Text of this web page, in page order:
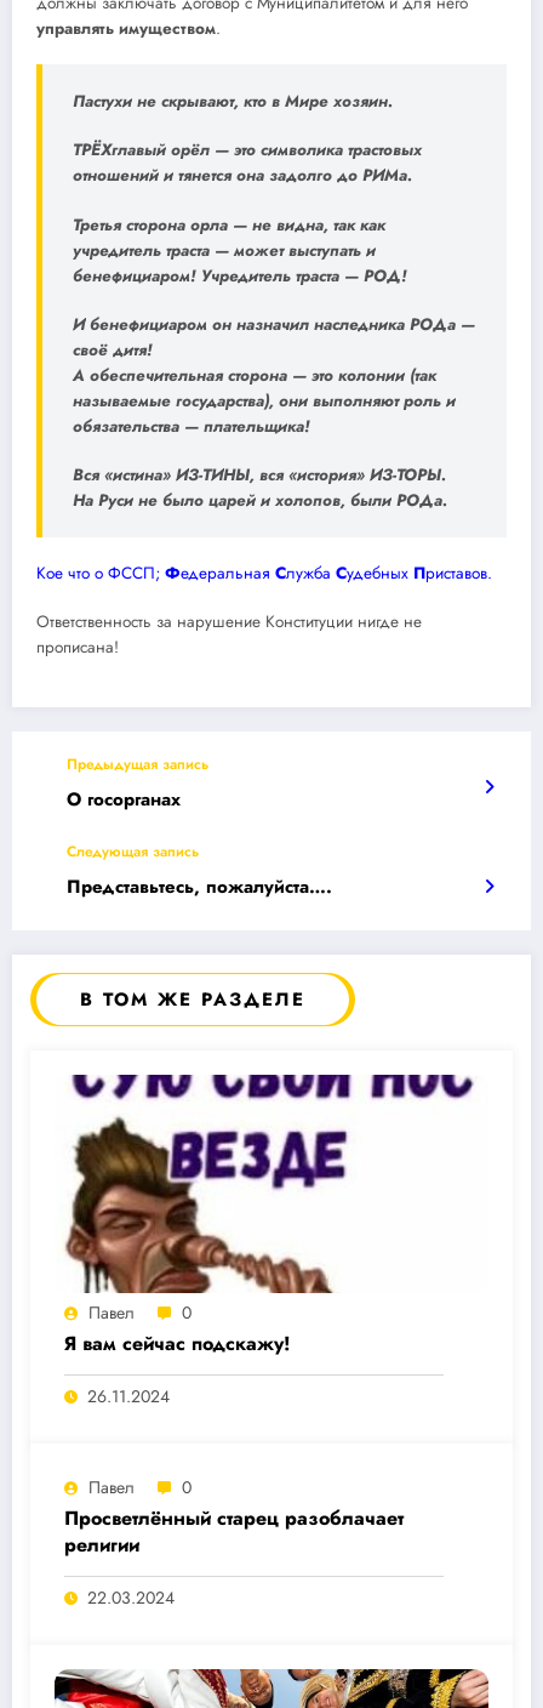
управлять имуществом.
Пастухи не скрывают, кто в Мире хозяин.
ТРЁХглавый орёл — это символика трастовых
отношений и тянется она задолго до РИМа.
Третья сторона орла — не видна, так как
учредитель траста — может выступать и
бенефициаром! Учредитель траста — РОД!
И бенефициаром он назначил наследника РОДа —
своё дитя!
А обеспечительная сторона — это колонии (так
называемые государства), они выполняют роль и
обязательства — плательщика!
Вся «истина» ИЗ-ТИНЫ, вся «история» ИЗ-ТОРЫ.
На Руси не было царей и холопов, были РОДа.
Кое что о ФССП; Федеральная Служба Судебных Приставов.
Ответственность за нарушение Конституции нигде не
прописана!
Предыдущая запись
О госорганах
Следующая запись
Представьтесь, пожалуйста….
В ТОМ ЖЕ РАЗДЕЛЕ
Павел 0
Я вам сейчас подскажу!
26.11.2024
Павел 0
Просветлённый старец разоблачает
религии
22.03.2024